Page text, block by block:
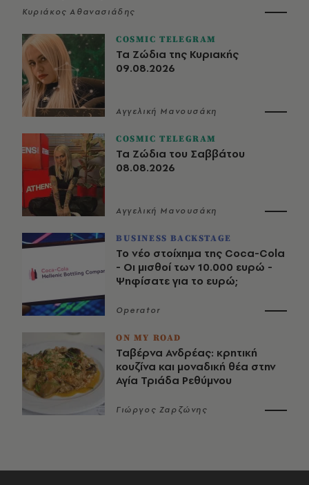
Κυριάκος Αθανασιάδης
COSMIC TELEGRAM
Τα Ζώδια της Κυριακής
09.08.2026
Αγγελική Μανουσάκη
COSMIC TELEGRAM
Τα Ζώδια του Σαββάτου
08.08.2026
Αγγελική Μανουσάκη
BUSINESS BACKSTAGE
Το νέο στοίχημα της Coca-Cola
- Οι μισθοί των 10.000 ευρώ -
Ψηφίσατε για το ευρώ;
Operator
ON MY ROAD
Ταβέρνα Ανδρέας: κρητική
κουζίνα και μοναδική θέα στην
Αγία Τριάδα Ρεθύμνου
Γιώργος Ζαρζώνης